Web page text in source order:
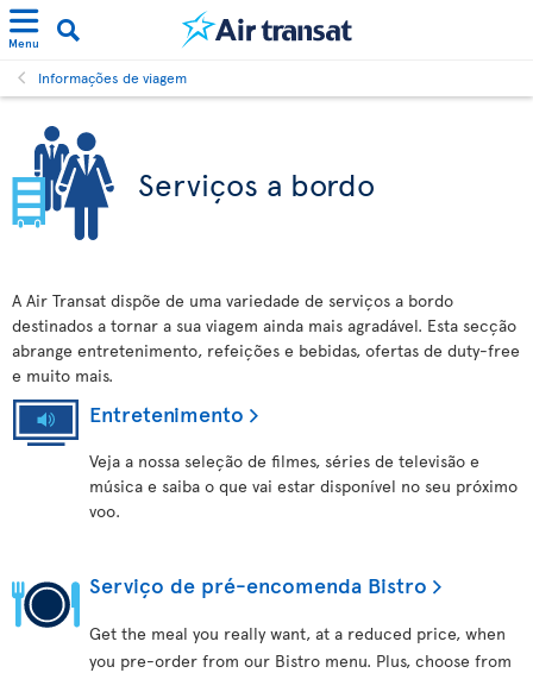
Menu
Informações de viagem
Serviços a bordo
A Air Transat dispõe de uma variedade de serviços a bordo
destinados a tornar a sua viagem ainda mais agradável. Esta secção
abrange entretenimento, refeições e bebidas, ofertas de duty-free
e muito mais.
Entretenimento
Veja a nossa seleção de filmes, séries de televisão e
música e saiba o que vai estar disponível no seu próximo
voo.
Serviço de pré-encomenda Bistro
Get the meal you really want, at a reduced price, when
you pre-order from our Bistro menu. Plus, choose from